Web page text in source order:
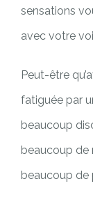
sensations
avec votre
Peut-être
fatiguée par
beaucoup
beaucoup de
beaucoup de